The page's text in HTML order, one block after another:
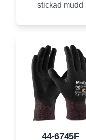
stickad mudd
44-6745F